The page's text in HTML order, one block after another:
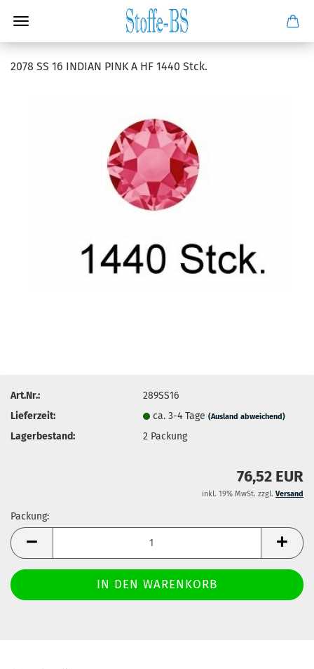
2078 SS 16 INDIAN PINK A HF 1440 Stck.
Art.Nr.:
289SS16
Lieferzeit:
ca. 3-4 Tage(Ausland abweichend)
Lagerbestand: 2 Packung
76,52 EUR
inkl. 19% MwSt. zzgl. Versand
Packung:
Packung